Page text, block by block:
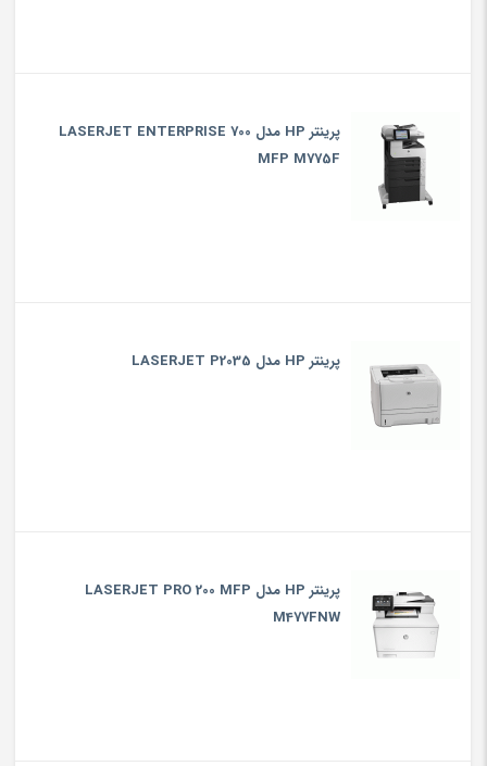
پرینتر HP مدل LASERJET ENTERPRISE 700
MFP M775F
پرینتر HP مدل LASERJET P2035
پرینتر HP مدل LASERJET PRO 200 MFP
M477FNW